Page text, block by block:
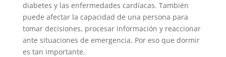
diabetes y las enfermedades cardíacas. También
puede afectar la capacidad de una persona para
tomar decisiones, procesar información y reaccionar
ante situaciones de emergencia. Por eso que dormir
es tan importante.